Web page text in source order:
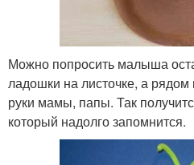
Можно попросить малыша
ладошки на листочке, а рядом
руки мамы, папы. Так
который надолго запомнится.